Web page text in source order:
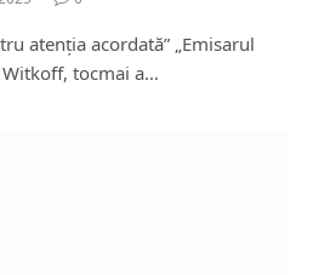
atenția acordată” „Emisarul
Witkoff, tocmai a…